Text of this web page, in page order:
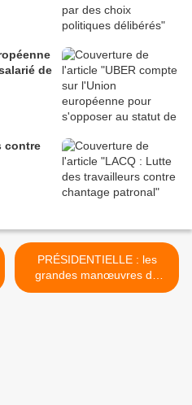
de
contre
PRÉSIDENTIELLE : les
grandes manœuvres de
l'oligarchie… >